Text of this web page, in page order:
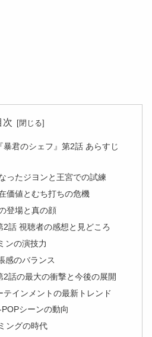
次
暴君のシェフ』第2話 あらすじ
ったジヨンと王宮での試練
価値とむち打ちの危機
登場と真の顔
2話 視聴者の感想と見どころ
ンの演技力
感のバランス
2話の最大の衝撃と今後の展開
テインメントの最新トレンド
シーンの動向
ングの時代